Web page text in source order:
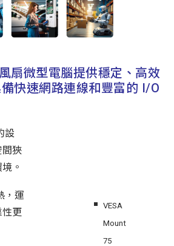
扇微型電腦提供穩定、高效
快速網路連線和豐富的 I/O
設
間狹
。
，運
性更
VESA
Mount
75